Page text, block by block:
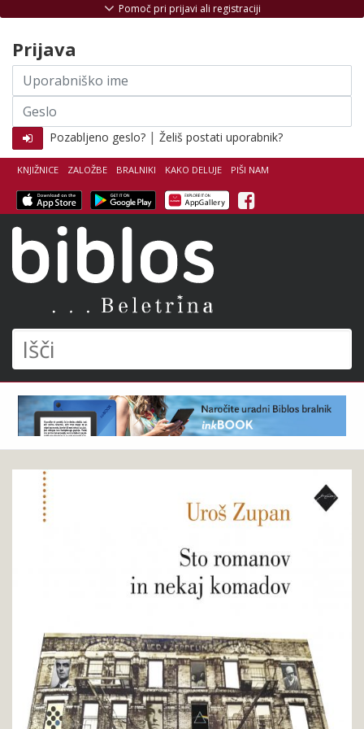
Išči
KNJIŽNICE ZALOŽBE BRALNIKI KAKO DELUJE PIŠI NAM
Facebook
Pomoč pri prijavi ali registraciji
Prijava
Uporabniško
ime
Geslo
Pozabljeno geslo? | Želiš postati uporabnik?
Uroš
Zupan
nekaj
komadov
Pokukaj